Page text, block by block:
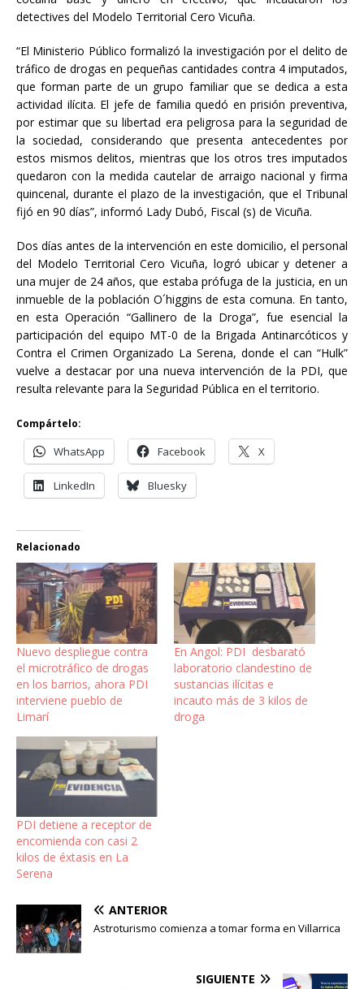
detectives del Modelo Territorial Cero Vicuña.
“El Ministerio Público formalizó la investigación por el delito de
tráfico de drogas en pequeñas cantidades contra 4 imputados,
que forman parte de un grupo familiar que se dedica a esta
actividad ilícita. El jefe de familia quedó en prisión preventiva,
por estimar que su libertad era peligrosa para la seguridad de
la sociedad, considerando que presenta antecedentes por
estos mismos delitos, mientras que los otros tres imputados
quedaron con la medida cautelar de arraigo nacional y firma
quincenal, durante el plazo de la investigación, que el Tribunal
fijó en 90 días”, informó Lady Dubó, Fiscal (s) de Vicuña.
Dos días antes de la intervención en este domicilio, el personal
del Modelo Territorial Cero Vicuña, logró ubicar y detener a
una mujer de 24 años, que estaba prófuga de la justicia, en un
inmueble de la población O´higgins de esta comuna. En tanto,
en esta Operación “Gallinero de la Droga”, fue esencial la
participación del equipo MT-0 de la Brigada Antinarcóticos y
Contra el Crimen Organizado La Serena, donde el can “Hulk”
vuelve a destacar por una nueva intervención de la PDI, que
resulta relevante para la Seguridad Pública en el territorio.
Compártelo:
WhatsApp Facebook X
LinkedIn Bluesky
Relacionado
Nuevo despliegue contra
el microtráfico de drogas
en los barrios, ahora PDI
interviene pueblo de
Limarí
En Angol: PDI desbarató
laboratorio clandestino de
sustancias ilícitas e
incauto más de 3 kilos de
droga
PDI detiene a receptor de
encomienda con casi 2
kilos de éxtasis en La
Serena
ANTERIOR
Astroturismo comienza a tomar forma en Villarrica
SIGUIENTE